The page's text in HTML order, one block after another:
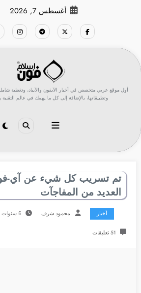
أغسطس 7, 2026
أول موقع عربي متخصص في أخبار الآيفون والآيباد، وتغطية
وتطبيقاتها، بالإضافة إلى كل ما يهمك في عالم التقنية
العديد من المفاجآت
أخبار محمود شرف 6 سنوات منذ النشر
51 تعليقات